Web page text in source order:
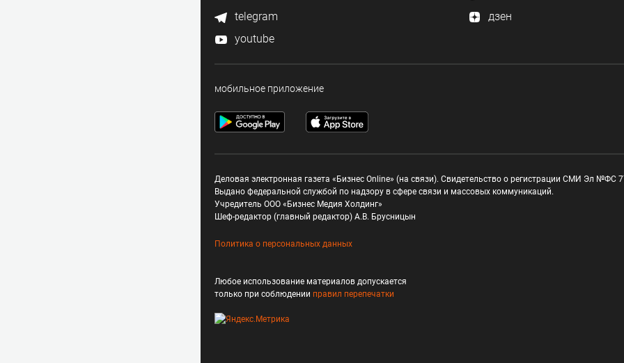
telegram
дзен
youtube
мобильное приложение
Деловая электронная газета «Бизнес Online» (на связи). Свидетельство о регистрации СМИ Эл №ФС
Выдано федеральной службой по надзору в сфере связи и массовых коммуникаций.
Учредитель ООО «Бизнес Медия Холдинг»
Шеф-редактор (главный редактор) А.В. Брусницын
Политика о персональных данных
Любое использование материалов допускается
только при соблюдении правил перепечатки